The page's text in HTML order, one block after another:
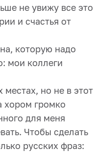
не увижу все это
и счастья от
которую надо
мои коллеги
но не в этот
хором громко
для меня
Чтобы сделать
русских фраз: